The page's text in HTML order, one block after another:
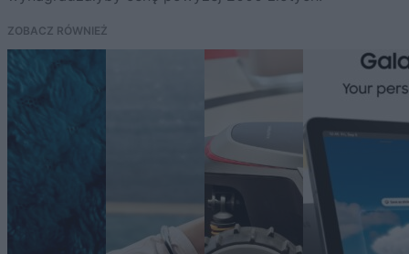
ZOBACZ RÓWNIEŻ